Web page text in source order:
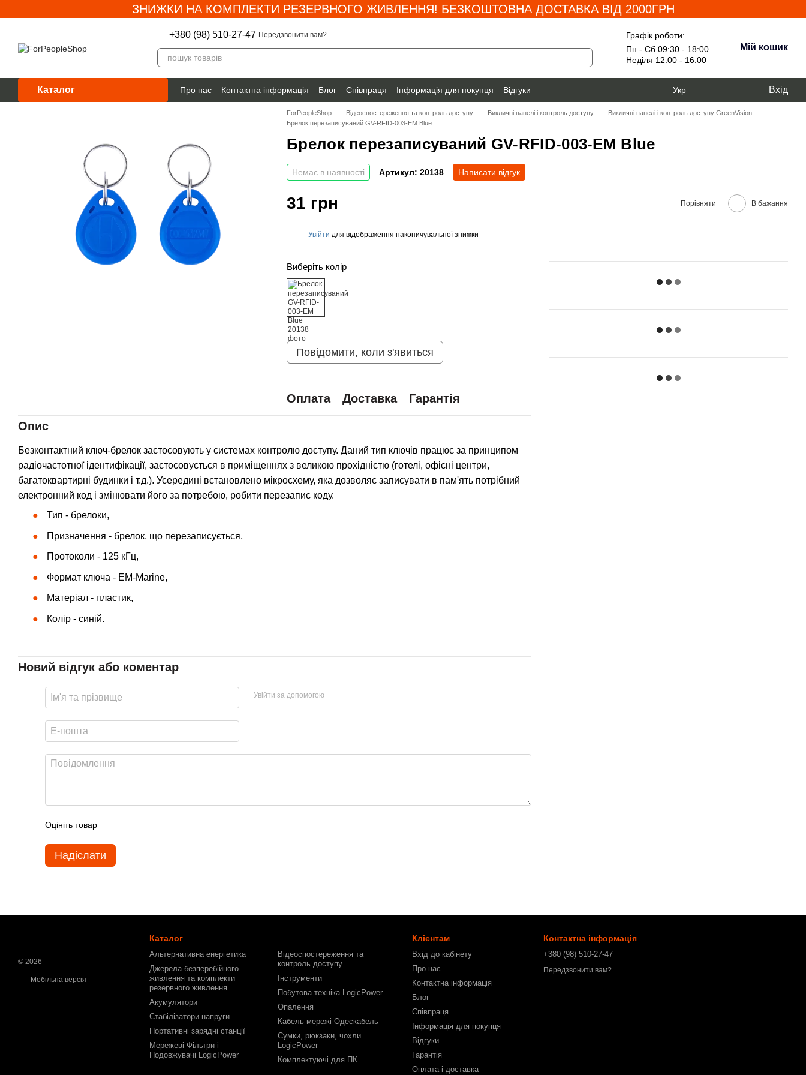
Перейти до основного контентуЗНИЖКИ НА КОМПЛЕКТИ РЕЗЕРВНОГО ЖИВЛЕННЯ! БЕЗКОШТОВНА ДОСТАВКА ВІД 2000ГРН
+380 (98) 510-27-47 Передзвонити вам?
Графік роботи:
Пн - Сб 09:30 - 18:00
Неділя 12:00 - 16:00
Мій кошик
Каталог Про нас Контактна інформація Блог Співпраця Інформація для покупця
Відгуки
Гарантія
Укр Вхід
ForPeopleShop Відеоспостереження та контроль доступу Викличні панелі і контроль доступу
Викличні панелі і контроль доступу GreenVision
Брелок перезаписуваний GV-RFID-003-EM Blue
Брелок перезаписуваний GV-RFID-003-EM Blue
Немає в наявності Артикул: 20138 Написати відгук
31 грн Порівняти В бажання
Увійти для відображення накопичувальної знижки
Виберіть колір
Повідомити, коли з'явиться
Оплата Доставка Гарантія
Опис
Безконтактний ключ-брелок застосовують у системах контролю доступу. Даний тип ключів працює за принципом
радіочастотної ідентифікації, застосовується в приміщеннях з великою прохідністю (готелі, офісні центри,
багатоквартирні будинки і т.д.). Усередині встановлено мікросхему, яка дозволяє записувати в пам'ять потрібний
електронний код і змінювати його за потребою, робити перезапис коду.
Тип - брелоки,
Призначення - брелок, що перезаписується,
Протоколи - 125 кГц,
Формат ключа - EM-Marine,
Матеріал - пластик,
Колір - синій.
Новий відгук або коментар
Увійти за допомогою
Оцініть товар
Надіслати
© 2026
Мобільна версія
Каталог
Альтернативна енергетика
Джерела безперебійного
живлення та комплекти
резервного живлення
Акумулятори
Стабілізатори напруги
Портативні зарядні станції
Мережеві Фільтри і
Подовжувачі LogicPower
Відеоспостереження та
контроль доступу
Інструменти
Побутова техніка LogicPower
Опалення
Кабель мережі Одескабель
Сумки, рюкзаки, чохли
LogicPower
Комплектуючі для ПК
Клієнтам
Вхід до кабінету
Про нас
Контактна інформація
Блог
Співпраця
Інформація для покупця
Відгуки
Гарантія
Оплата і доставка
Контактна інформація
+380 (98) 510-27-47
Передзвонити вам?